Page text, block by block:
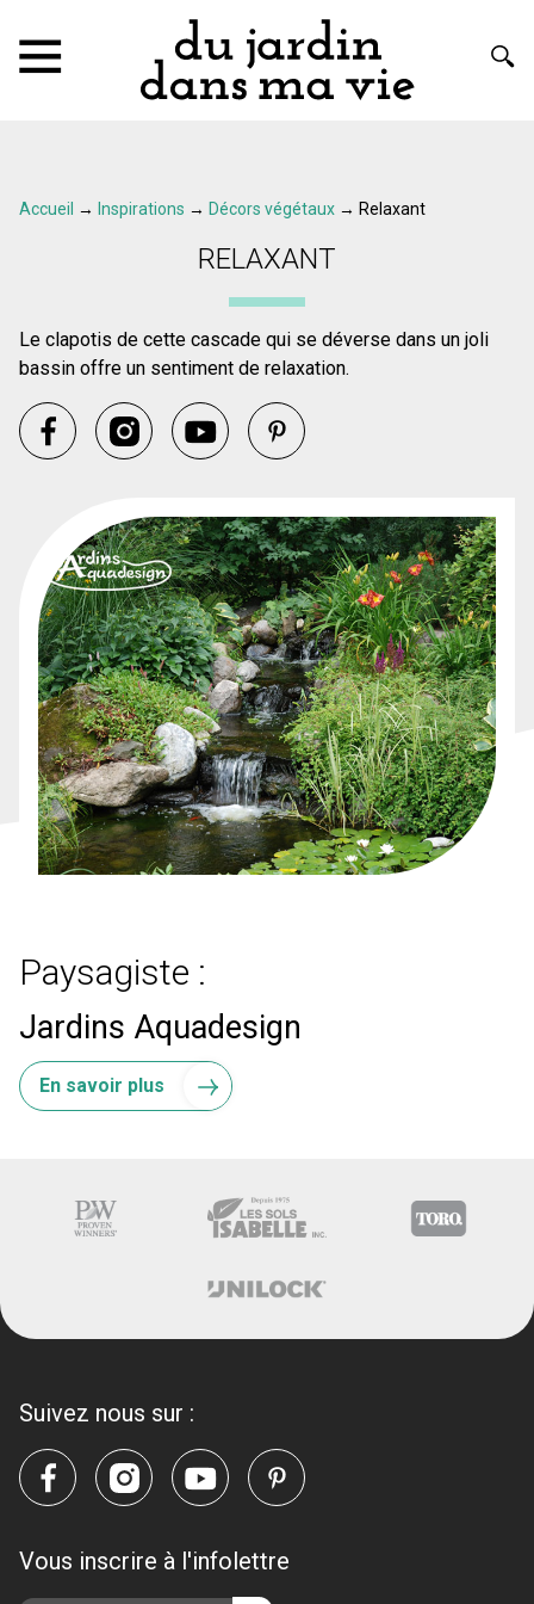
Accueil → Inspirations → Décors végétaux → Relaxant
RELAXANT
Le clapotis de cette cascade qui se déverse dans un joli
bassin offre un sentiment de relaxation.
Paysagiste :
Jardins Aquadesign
En savoir plus
Suivez nous sur :
Vous inscrire à l'infolettre